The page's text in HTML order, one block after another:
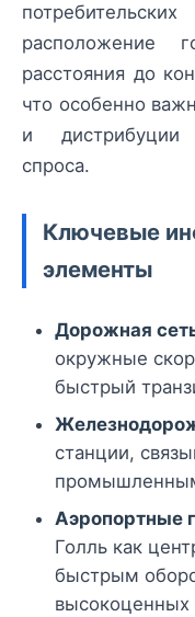
расположение
расстояния до
что особенно
и дистрибуции
спроса.
Ключевые
элементы
Дорожная
окружные
быстрый
станции,
Аэропортные
Голль как
быстрым
высокоценных